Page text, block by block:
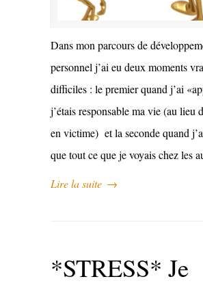
Dans mon parcours de
personnel j’ai eu deux moments
difficiles : le premier quand j’ai
j’étais responsable ma vie (au lieu
en victime) et la seconde quand
que tout ce que je voyais chez les
Lire la suite →
*STRESS* Je